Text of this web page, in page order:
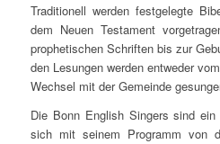
Traditionell werden festgelegte
dem Neuen Testament
prophetischen Schriften bis zur
den Lesungen werden entweder
Wechsel mit der Gemeinde
Die Bonn English Singers sind
sich mit seinem Programm von